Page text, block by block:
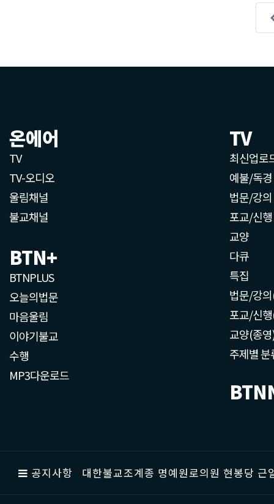
온에어
TV
TV-오디오
울림채널
불교채널
BTN+
BTNPLUS
오늘의법문
마음울림
이야기불교
수행
MP3다운로드
TV
최신업로
예불/독경
법문/강의
포교/신행
교양
다큐
특집
법문/강
포교/신
교양(종
주제별 분
공지사항 대한불교조계종 명예원로의원 현봉당